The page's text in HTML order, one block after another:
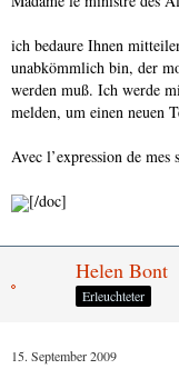
ich bedaure Ihnen
unabkömmlich bin, der
werden muß. Ich werde
melden, um einen neuen
Avec l’expression de mes
[/doc]
Helen Bont
Erleuchteter
15. September 2009